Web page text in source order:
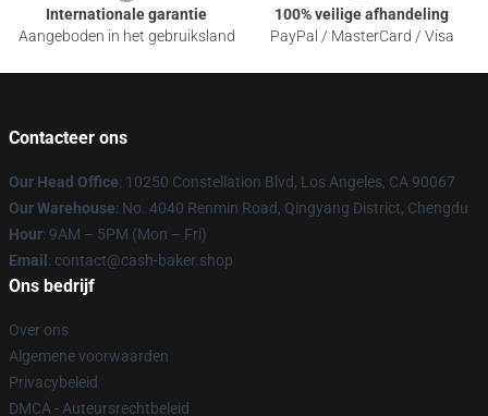
Internationale garantie
Aangeboden in het gebruiksland
100% veilige afhandeling
PayPal / MasterCard / Visa
Contacteer ons
Our Head Office: 10250 Constellation Blvd, Los Angeles, CA 90067
Our Warehouse: No. 4040 Renmin Road, Qingyang District, Chengdu
Hour: 9AM – 5PM (Mon – Fri)
Email : contact@cash-baker.shop
Ons bedrijf
Over ons
Algemene voorwaarden
Privacybeleid
DMCA - Auteursrechtbeleid